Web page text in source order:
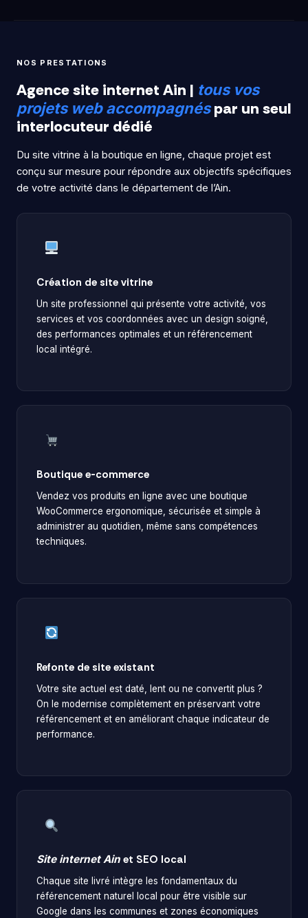
NOS PRESTATIONS
Agence site internet Ain | tous vos
projets web accompagnéspar un seul
interlocuteur dédié
Du site vitrine à la boutique en ligne, chaque projet est
conçu sur mesure pour répondre aux objectifs spécifiques
de votre activité dans le département de l’Ain.
Création de site vitrine
Un site professionnel qui présente votre activité, vos
services et vos coordonnées avec un design soigné,
des performances optimales et un référencement
local intégré.
Boutique e-commerce
Vendez vos produits en ligne avec une boutique
WooCommerce ergonomique, sécurisée et simple à
administrer au quotidien, même sans compétences
techniques.
Refonte de site existant
Votre site actuel est daté, lent ou ne convertit plus ?
On le modernise complètement en préservant votre
référencement et en améliorant chaque indicateur de
performance.
Site internet Ain et SEO local
Chaque site livré intègre les fondamentaux du
référencement naturel local pour être visible sur
Google dans les communes et zones économiques